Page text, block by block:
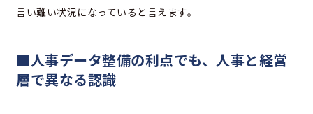
言い難い状況になっていると言えます。
■人事データ整備の利点でも、人事と経営
層で異なる認識